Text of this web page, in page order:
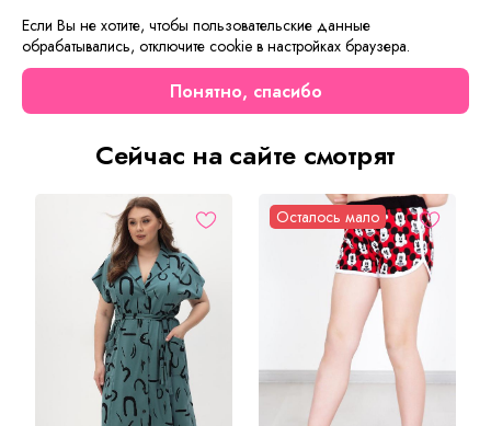
добавлением спандекс. Благодаря свободному крою
улучшают фигуру даже больших размеров. В
комплектации без ремня !
Сейчас на сайте смотрят
Осталось мало
Если Вы не хотите, чтобы пользовательские данные
обрабатывались, отключите cookie в настройках браузера.
Понятно, спасибо